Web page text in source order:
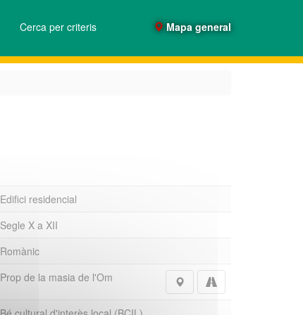
Cerca per criteris Mapa general
Edifici residencial
Segle X a XII
Romànic
Prop de la masia de l'Om